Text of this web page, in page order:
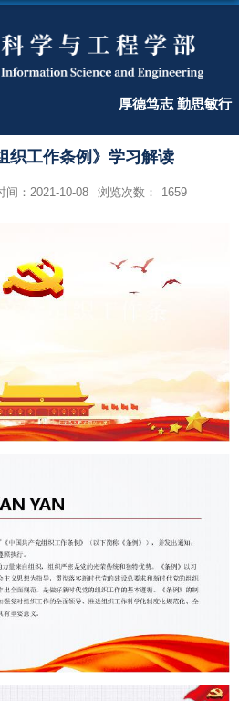
厚德笃志 勤思敏行
织工作条例》学习解读
间：2021-10-08 浏览次数： 1659